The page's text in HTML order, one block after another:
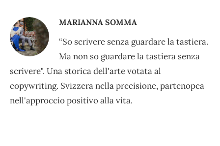
MARIANNA SOMMA
“So scrivere senza guardare la tastiera.
Ma non so guardare la tastiera senza
scrivere". Una storica dell'arte votata al
copywriting. Svizzera nella precisione, partenopea
nell'approccio positivo alla vita.